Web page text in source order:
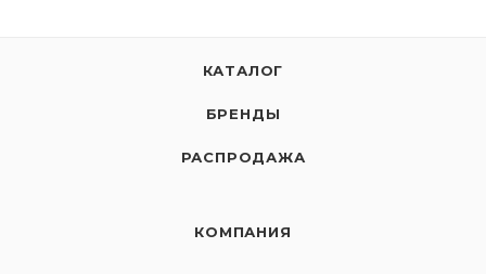
КАТАЛОГ
БРЕНДЫ
РАСПРОДАЖА
КОМПАНИЯ